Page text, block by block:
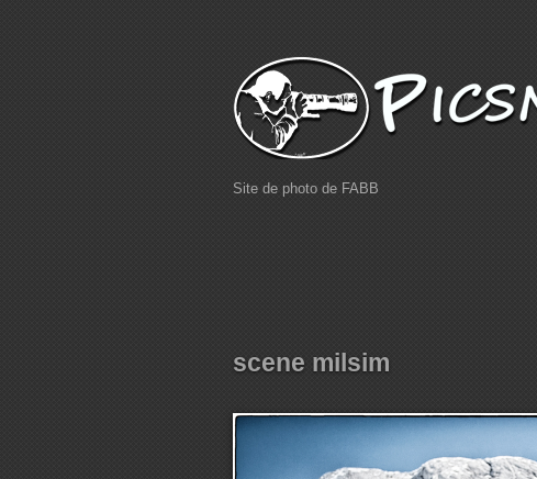
Site de photo de FABB
scene milsim